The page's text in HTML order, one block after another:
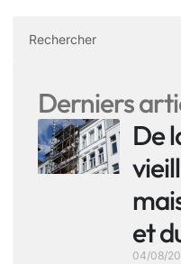
Derniers
De
et
04/08/